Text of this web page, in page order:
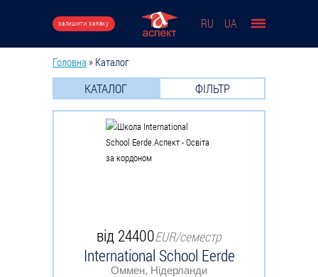
залишити заявку RU UA
Ви є тут
Головна » Каталог
КАТАЛОГ ФІЛЬТР
від 24400EUR/семестр
International School Eerde
Оммен, Нідерланди